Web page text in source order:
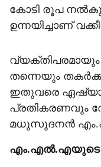
കോടി രൂപ
ഉന്നയിച്ചാണ്
തന്നെയും
ഇതുവരെ
പ്രതികരണവും
മധുസൂദനന്‍
എം.എല്‍.എയുടെ